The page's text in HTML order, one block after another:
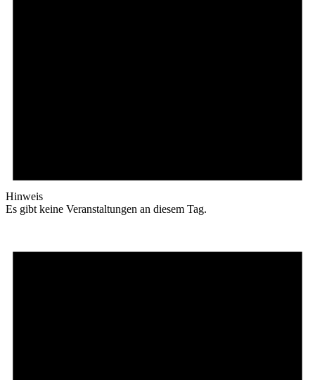
Hinweis
Es gibt keine Veranstaltungen an diesem Tag.